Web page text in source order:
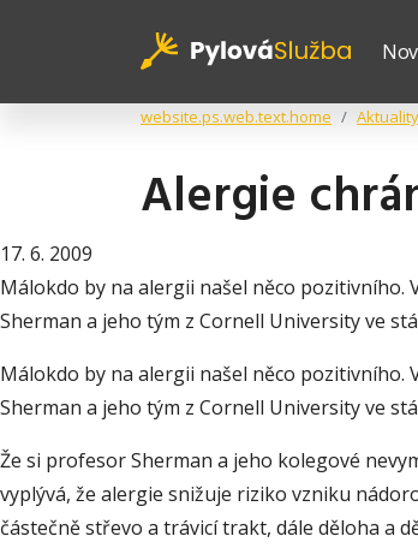
website.ps.web.text.home Aktuality
Alergie
17. 6. 2009
Málokdo by na alergii našel něco pozitivního.
Sherman a jeho tým z Cornell University ve
Málokdo by na alergii našel něco pozitivního.
Sherman a jeho tým z Cornell University ve
Že si profesor Sherman a jeho kolegové
vyplývá, že alergie snižuje riziko vzniku
částečně střevo a trávicí trakt, dále děloha a